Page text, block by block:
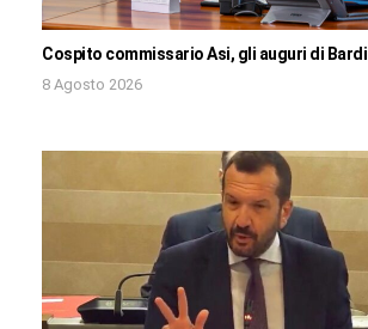
Cospito commissario Asi, gli auguri di Bardi
8 Agosto 2026